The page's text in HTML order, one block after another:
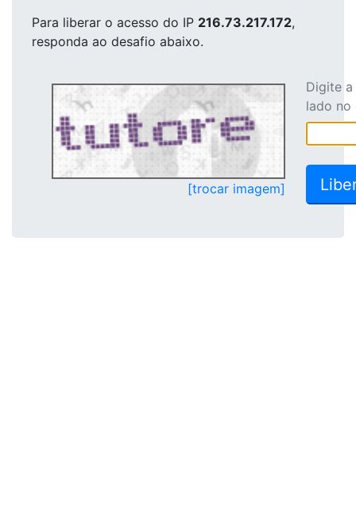
Para liberar o acesso do IP 216.73.217.172,
responda ao desafio abaixo.
[trocar imagem]
Digite
lado no